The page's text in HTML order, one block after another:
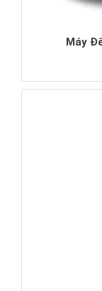
Máy